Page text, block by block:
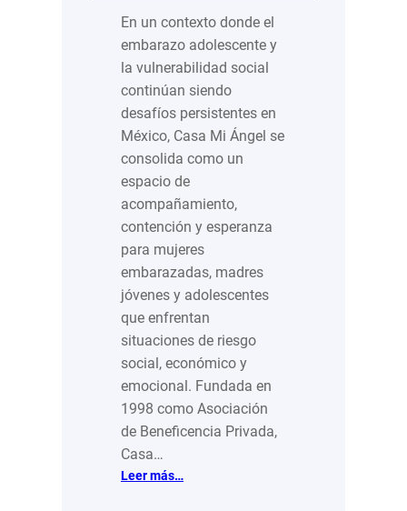
En un contexto donde el
embarazo adolescente y
la vulnerabilidad social
continúan siendo
desafíos persistentes en
México, Casa Mi Ángel se
consolida como un
espacio de
acompañamiento,
contención y esperanza
para mujeres
embarazadas, madres
jóvenes y adolescentes
que enfrentan
situaciones de riesgo
social, económico y
emocional. Fundada en
1998 como Asociación
de Beneficencia Privada,
Casa…
Leer más…